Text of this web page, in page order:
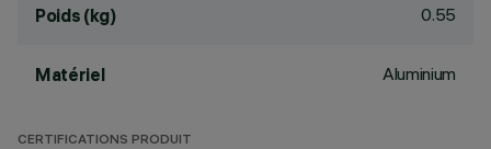
Poids (kg) 0.55
Matériel Aluminium
CERTIFICATIONS PRODUIT